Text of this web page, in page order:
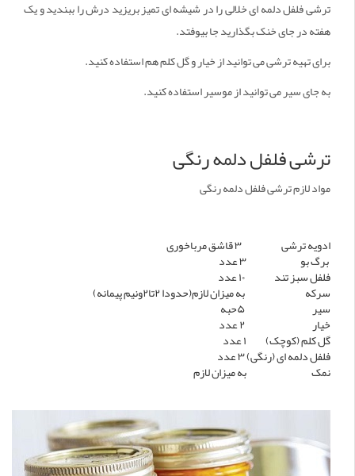
ترشی فلفل دلمه ای خلالی را در شیشه ای تمیز بریزید درش را ببندید و یک
هفته در جای خنک بگذارید جا بیوفتد.
برای تهیه ترشی می توانید از خیار و گل کلم هم استفاده کنید.
به جای سیر می توانید از موسیر استفاده کنید.
ترشی فلفل دلمه رنگی
مواد لازم ترشی فلفل دلمه رنگی
ادویه ترشی
برگ بو ۳ عدد
فلفل سبز تند
سرکه به میزان لازم(حدودا ۲تا۲ونیم پیمانه)
سیر
خیار
گل کلم (کوچک) ۱ عدد
فلفل دلمه ای (رنگی)
نمک به میزان لازم